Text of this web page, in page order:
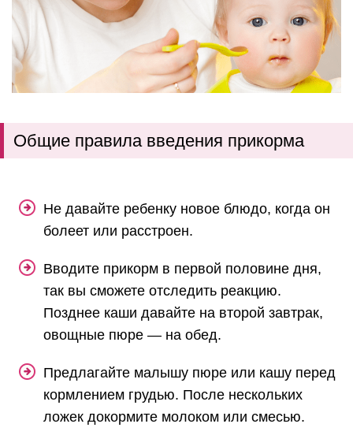
Общие правила введения прикорма
Не давайте ребенку новое блюдо, когда он
болеет или расстроен.
Вводите прикорм в первой половине дня,
так вы сможете отследить реакцию.
Позднее каши давайте на второй завтрак,
овощные пюре — на обед.
Предлагайте малышу пюре или кашу перед
кормлением грудью. После нескольких
ложек докормите молоком или смесью.